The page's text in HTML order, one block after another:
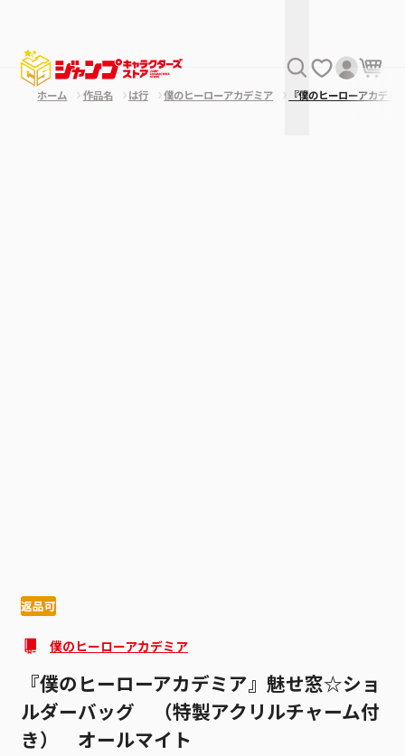
ホーム 作品名 は行 僕のヒーローアカデミア 『僕のヒーローアカデ
返品可
僕のヒーローアカデミア
『僕のヒーローアカデミア』魅せ窓☆ショ
ルダーバッグ （特製アクリルチャーム付
き） オールマイト